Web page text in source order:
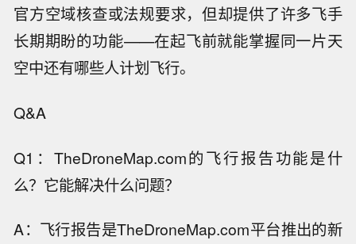
官方空域核查或法规要求，但却提供了许多飞手
长期期盼的功能——在起飞前就能掌握同一片天
空中还有哪些人计划飞行。
Q&A
Q1：TheDroneMap.com的飞行报告功能是什
么？它能解决什么问题？
A：飞行报告是TheDroneMap.com平台推出的新